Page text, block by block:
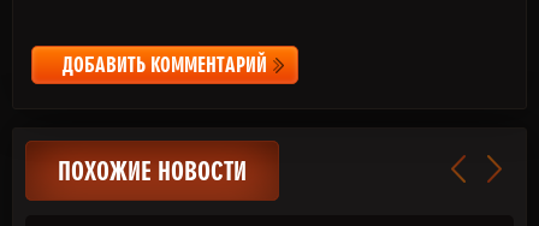
ДОБАВИТЬ КОММЕНТАРИЙ
ПОХОЖИЕ НОВОСТИ